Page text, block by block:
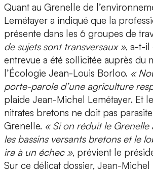
Quant au Grenelle de
Lemétayer a indiqué que la
présente dans les 6 groupes de
de sujets sont transversaux », a-t-il
entrevue a été sollicitée auprès du
l’Écologie Jean-Louis Borloo. «
porte-parole d’une agriculture
plaide Jean-Michel Lemétayer. Et
nitrates bretons ne doit pas
Grenelle. « Si on réduit le
les bassins versants bretons et le
ira à un échec », prévient le
Sur ce délicat dossier, Jean-Michel